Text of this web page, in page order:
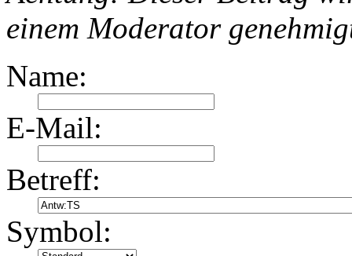
einem Moderator
Name:
E-Mail:
Betreff:
Symbol: